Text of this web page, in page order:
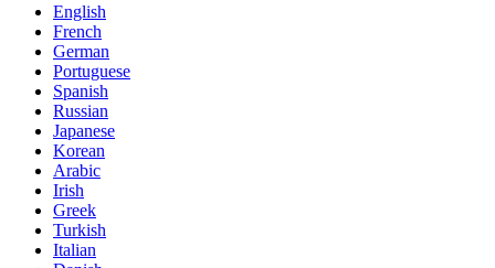
English
French
German
Portuguese
Spanish
Russian
Japanese
Korean
Arabic
Irish
Greek
Turkish
Italian